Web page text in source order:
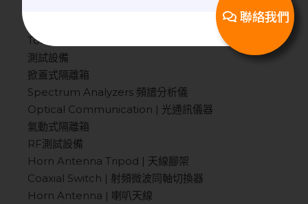
Torque Wrench | 扭力扳手
測試設備
掀蓋式隔離箱
Spectrum Analyzers 頻譜分析儀
Optical Communication | 光通訊儀器
氣動式隔離箱
RF測試設備
Horn Antenna Tripod | 天線腳架
Coaxial Switch | 射頻微波同軸切換器
Horn Antenna | 喇叭天線
聯絡我們